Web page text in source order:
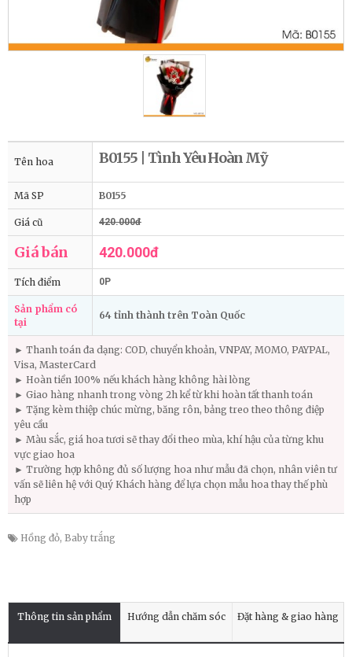
Tên hoa B0155 | Tình Yêu Hoàn Mỹ
Mã SP B0155
Giá cũ 420.000đ
Giá bán 420.000đ
Tích điểm 0P
Sản phẩm có
tại
64 tỉnh thành trên Toàn Quốc
► Thanh toán đa dạng: COD, chuyển khoản, VNPAY, MOMO, PAYPAL,
Visa, MasterCard
► Hoàn tiền 100% nếu khách hàng không hài lòng
► Giao hàng nhanh trong vòng 2h kể từ khi hoàn tất thanh toán
► Tặng kèm thiệp chúc mừng, băng rôn, bảng treo theo thông điệp
yêu cầu
► Màu sắc, giá hoa tươi sẽ thay đổi theo mùa, khí hậu của từng khu
vực giao hoa
► Trường hợp không đủ số lượng hoa như mẫu đã chọn, nhân viên tư
vấn sẽ liên hệ với Quý Khách hàng để lựa chọn mẫu hoa thay thế phù
hợp
Hồng đỏ, Baby trắng
Thông tin sản phẩm Hướng dẫn chăm sóc Đặt hàng & giao hàng